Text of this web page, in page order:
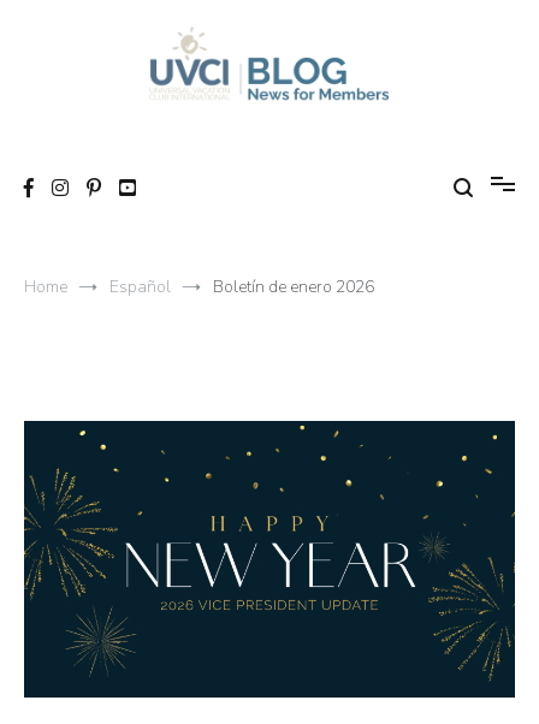
Home Español Boletín de enero 2026